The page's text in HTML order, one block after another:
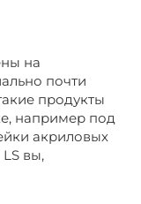
на
почти
продукты
например под
акриловых
вы,